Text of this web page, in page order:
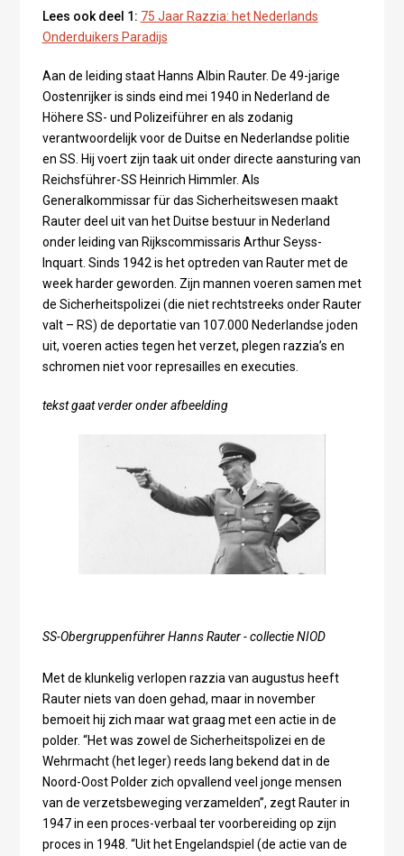
Lees ook deel 1: 75 Jaar Razzia: het Nederlands
Onderduikers Paradijs
Aan de leiding staat Hanns Albin Rauter. De 49-jarige
Oostenrijker is sinds eind mei 1940 in Nederland de
Höhere SS- und Polizeiführer en als zodanig
verantwoordelijk voor de Duitse en Nederlandse politie
en SS. Hij voert zijn taak uit onder directe aansturing van
Reichsführer-SS Heinrich Himmler. Als
Generalkommissar für das Sicherheitswesen maakt
Rauter deel uit van het Duitse bestuur in Nederland
onder leiding van Rijkscommissaris Arthur Seyss-
Inquart. Sinds 1942 is het optreden van Rauter met de
week harder geworden. Zijn mannen voeren samen met
de Sicherheitspolizei (die niet rechtstreeks onder Rauter
valt – RS) de deportatie van 107.000 Nederlandse joden
uit, voeren acties tegen het verzet, plegen razzia’s en
schromen niet voor represailles en executies.
tekst gaat verder onder afbeelding
SS-Obergruppenführer Hanns Rauter - collectie NIOD
Met de klunkelig verlopen razzia van augustus heeft
Rauter niets van doen gehad, maar in november
bemoeit hij zich maar wat graag met een actie in de
polder. “Het was zowel de Sicherheitspolizei en de
Wehrmacht (het leger) reeds lang bekend dat in de
Noord-Oost Polder zich opvallend veel jonge mensen
van de verzetsbeweging verzamelden”, zegt Rauter in
1947 in een proces-verbaal ter voorbereiding op zijn
proces in 1948. “Uit het Engelandspiel (de actie van de